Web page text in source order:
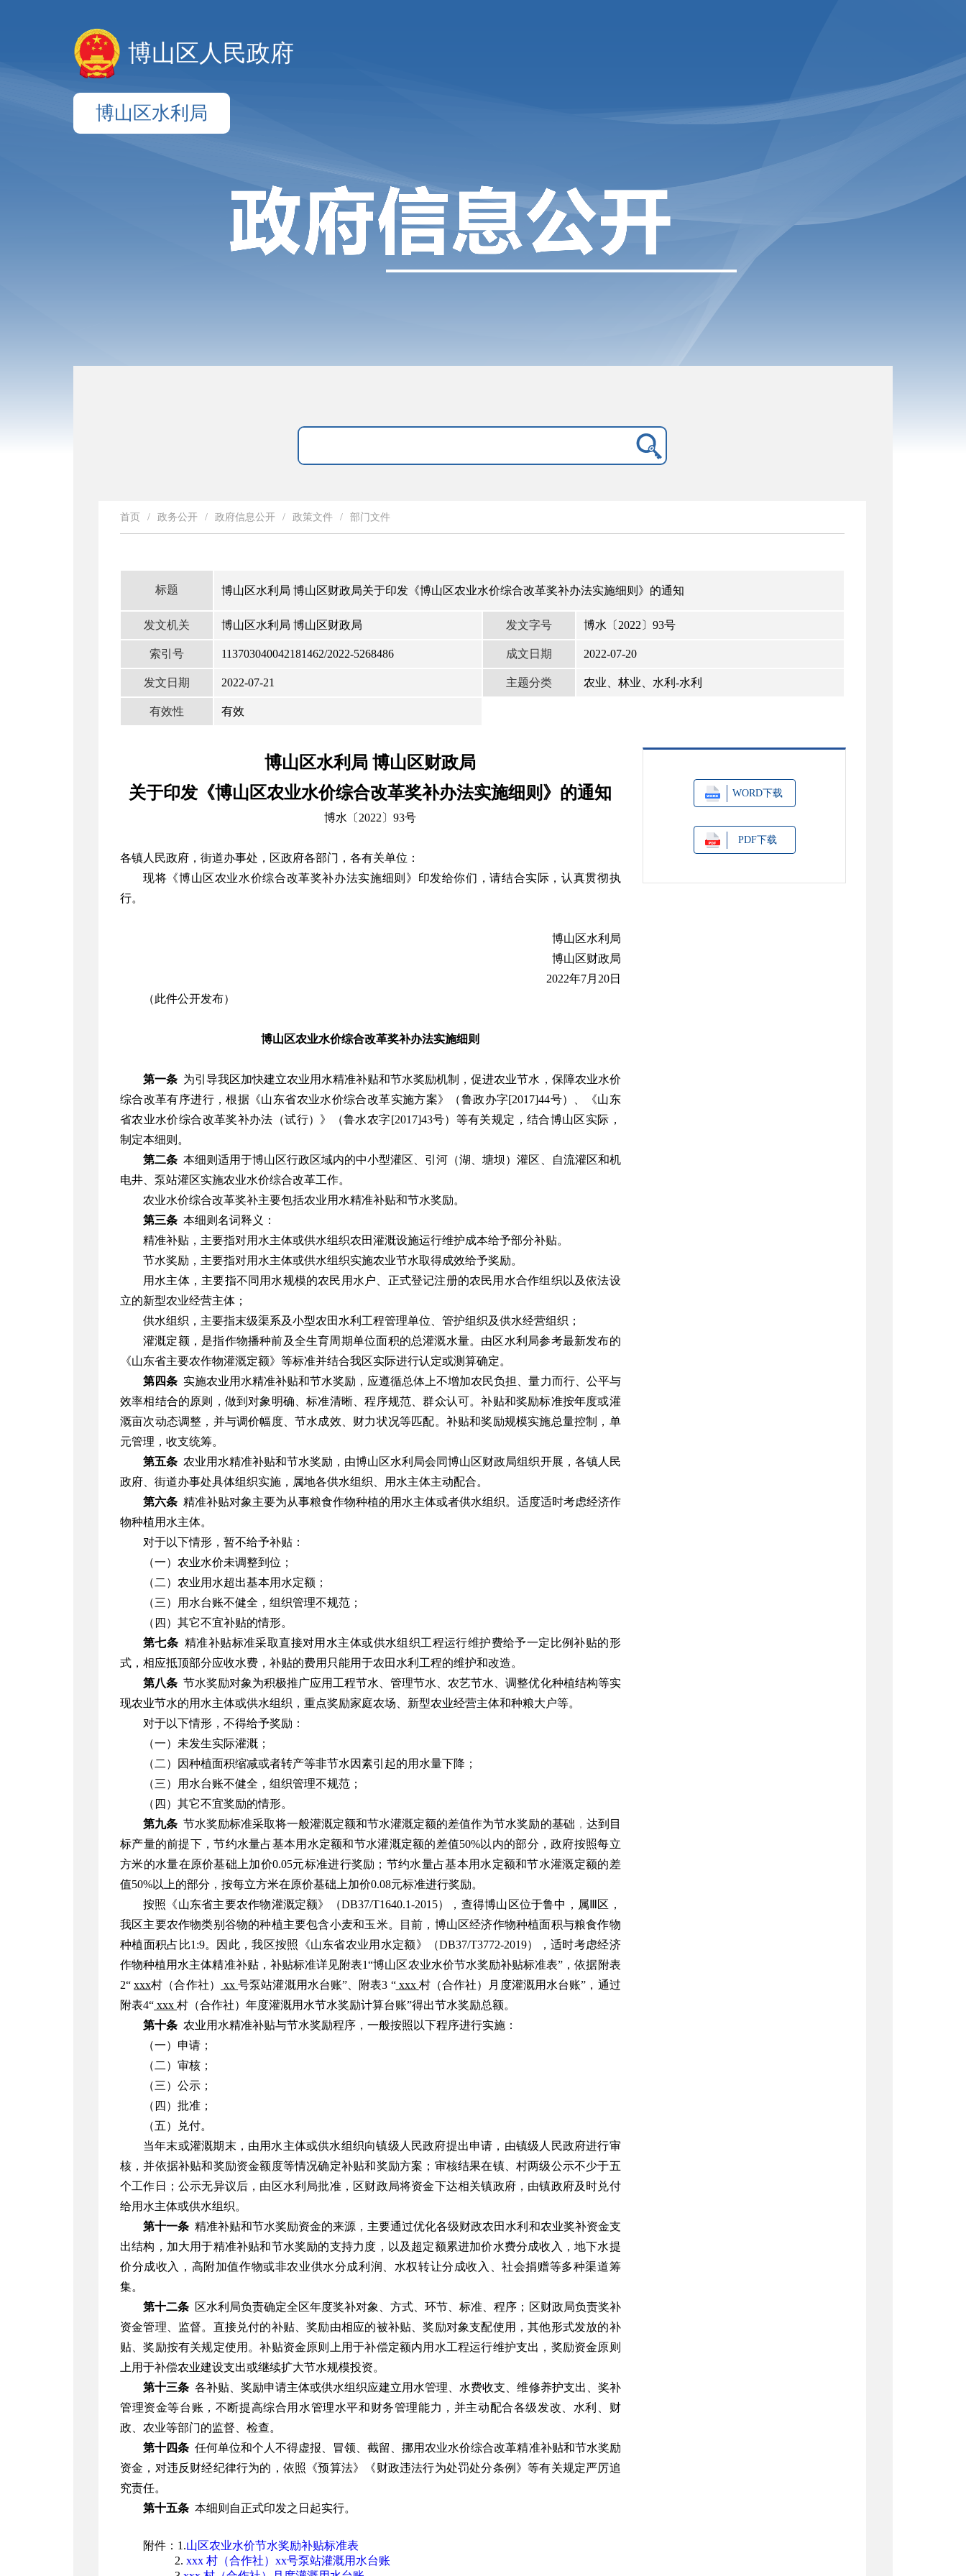
博山区人民政府
博山区水利局
首页 / 政务公开 / 政府信息公开 / 政策文件 / 部门文件
标题 博山区水利局 博山区财政局关于印发《博山区农业水价综合改革奖补办法实施细则》的通知
发文机关 博山区水利局 博山区财政局 发文字号 博水〔2022〕93号
索引号 113703040042181462/2022-5268486 成文日期 2022-07-20
发文日期 2022-07-21 主题分类 农业、林业、水利-水利
有效性 有效
博山区水利局 博山区财政局
关于印发《博山区农业水价综合改革奖补办法实施细则》的通知
博水〔2022〕93号
各镇人民政府，街道办事处，区政府各部门，各有关单位：
现将《博山区农业水价综合改革奖补办法实施细则》印发给你们，请结合实际，认真贯彻执
行。
博山区水利局
博山区财政局
2022年7月20日
（此件公开发布）
博山区农业水价综合改革奖补办法实施细则
第一条 为引导我区加快建立农业用水精准补贴和节水奖励机制，促进农业节水，保障农业水价
综合改革有序进行，根据《山东省农业水价综合改革实施方案》（鲁政办字[2017]44号）、《山东
省农业水价综合改革奖补办法（试行）》（鲁水农字[2017]43号）等有关规定，结合博山区实际，
制定本细则。
第二条 本细则适用于博山区行政区域内的中小型灌区、引河（湖、塘坝）灌区、自流灌区和机
电井、泵站灌区实施农业水价综合改革工作。
农业水价综合改革奖补主要包括农业用水精准补贴和节水奖励。
第三条 本细则名词释义：
精准补贴，主要指对用水主体或供水组织农田灌溉设施运行维护成本给予部分补贴。
节水奖励，主要指对用水主体或供水组织实施农业节水取得成效给予奖励。
用水主体，主要指不同用水规模的农民用水户、正式登记注册的农民用水合作组织以及依法设
立的新型农业经营主体；
供水组织，主要指末级渠系及小型农田水利工程管理单位、管护组织及供水经营组织；
灌溉定额，是指作物播种前及全生育周期单位面积的总灌溉水量。由区水利局参考最新发布的
《山东省主要农作物灌溉定额》等标准并结合我区实际进行认定或测算确定。
第四条 实施农业用水精准补贴和节水奖励，应遵循总体上不增加农民负担、量力而行、公平与
效率相结合的原则，做到对象明确、标准清晰、程序规范、群众认可。补贴和奖励标准按年度或灌
溉亩次动态调整，并与调价幅度、节水成效、财力状况等匹配。补贴和奖励规模实施总量控制，单
元管理，收支统筹。
第五条 农业用水精准补贴和节水奖励，由博山区水利局会同博山区财政局组织开展，各镇人民
政府、街道办事处具体组织实施，属地各供水组织、用水主体主动配合。
第六条 精准补贴对象主要为从事粮食作物种植的用水主体或者供水组织。 适度适时考虑经济作
物种植用水主体。
对于以下情形，暂不给予补贴：
（一）农业水价未调整到位；
（二）农业用水超出基本用水定额；
（三）用水台账不健全，组织管理不规范；
（四）其它不宜补贴的情形。
第七条 精准补贴标准采取直接对用水主体或供水组织工程运行维护费给予一定比例补贴的形
式，相应抵顶部分应收水费，补贴的费用只能用于农田水利工程的维护和改造。
第八条 节水奖励对象为积极推广应用工程节水、管理节水、农艺节水、调整优化种植结构等实
现农业节水的用水主体或供水组织，重点奖励家庭农场、新型农业经营主体和种粮大户等。
对于以下情形，不得给予奖励：
（一）未发生实际灌溉；
（二）因种植面积缩减或者转产等非节水因素引起的用水量下降；
（三）用水台账不健全，组织管理不规范；
（四）其它不宜奖励的情形。
第九条 节水奖励标准采取将一般灌溉定额和节水灌溉定额的差值作为节水奖励的基础 ， 达到目
标产量的前提下，节约水量占基本用水定额和节水灌溉定额的差值50%以内的部分，政府按照每立
方米的水量在原价基础上加价0.05元标准进行奖励；节约水量占基本用水定额和节水灌溉定额的差
值50%以上的部分，按每立方米在原价基础上加价0.08元标准进行奖励。
按照《山东省主要农作物灌溉定额》（DB37/T1640.1-2015），查得博山区位于鲁中，属Ⅲ区，
我区主要农作物类别谷物的种植主要包含小麦和玉米。目前，博山区经济作物种植面积与粮食作物
种植面积占比1:9。因此，我区按照《山东省农业用水定额》（DB37/T3772-2019），适时考虑经济
作物种植用水主体精准补贴，补贴标准详见附表1“博山区农业水价节水奖励补贴标准表”，依据附表
2“xxx村（合作社） xx 号泵站灌溉用水台账”、附表3 “ xxx 村（合作社）月度灌溉用水台账”，通过
附表4“ xxx 村（合作社）年度灌溉用水节水奖励计算台账”得出节水奖励总额。
第十条 农业用水精准补贴与节水奖励程序，一般按照以下程序进行实施：
（一）申请；
（二）审核；
（三）公示；
（四）批准；
（五）兑付。
当年末或灌溉期末，由用水主体或供水组织向镇级人民政府提出申请，由镇级人民政府进行审
核，并依据补贴和奖励资金额度等情况确定补贴和奖励方案；审核结果在镇、村两级公示不少于五
个工作日；公示无异议后，由区水利局批准，区财政局将资金下达相关镇政府，由镇政府及时兑付
给用水主体或供水组织。
第十一条 精准补贴和节水奖励资金的来源，主要通过优化各级财政农田水利和农业奖补资金支
出结构，加大用于精准补贴和节水奖励的支持力度，以及超定额累进加价水费分成收入，地下水提
价分成收入，高附加值作物或非农业供水分成利润、水权转让分成收入、社会捐赠等多种渠道筹
集。
第十二条 区水利局负责确定全区年度奖补对象、方式、环节、标准、程序；区财政局负责奖补
资金管理、监督。直接兑付的补贴、奖励由相应的被补贴、奖励对象支配使用，其他形式发放的补
贴、奖励按有关规定使用。补贴资金原则上用于补偿定额内用水工程运行维护支出，奖励资金原则
上用于补偿农业建设支出或继续扩大节水规模投资。
第十三条 各补贴、奖励申请主体或供水组织应建立用水管理、水费收支、维修养护支出、奖补
管理资金等台账，不断提高综合用水管理水平和财务管理能力，并主动配合各级发改、水利、财
政、农业等部门的监督、检查。
第十四条 任何单位和个人不得虚报、冒领、截留、挪用农业水价综合改革精准补贴和节水奖励
资金，对违反财经纪律行为的，依照《预算法》《财政违法行为处罚处分条例》等有关规定严厉追
究责任。
第十五条 本细则自正式印发之日起实行。
附件：1.山区农业水价节水奖励补贴标准表
2. xxx 村（合作社）xx号泵站灌溉用水台账
WORD下载
PDF下载